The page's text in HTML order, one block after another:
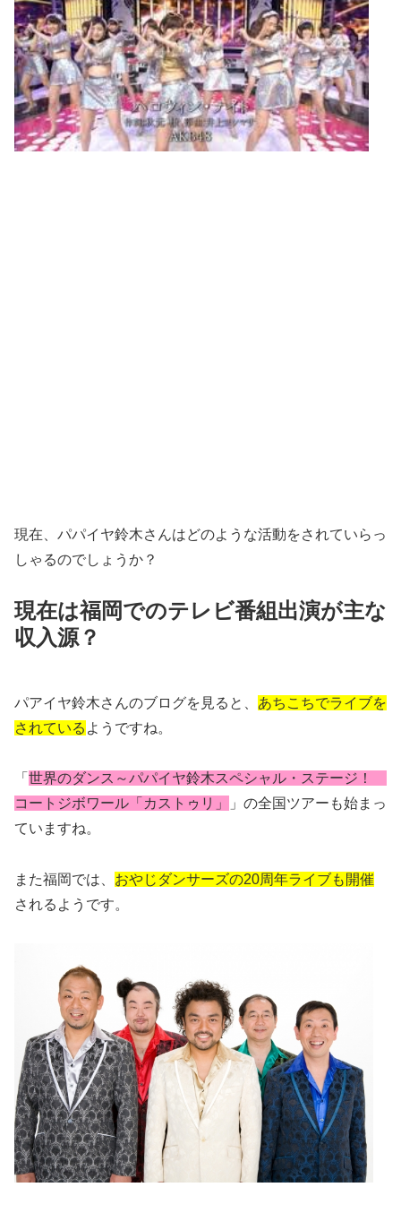
現在、パパイヤ鈴木さんはどのような活動をされていらっ
しゃるのでしょうか？
現在は福岡でのテレビ番組出演が主な
収入源？
パアイヤ鈴木さんのブログを見ると、 あちこちでライブを
されている ようですね。
「 世界のダンス～パパイヤ鈴木スペシャル・ステージ！
コートジボワール「カストゥリ」
」の全国ツアーも始まっ
ていますね。
また福岡では、 おやじダンサーズの20周年ライブも開催
されるようです。